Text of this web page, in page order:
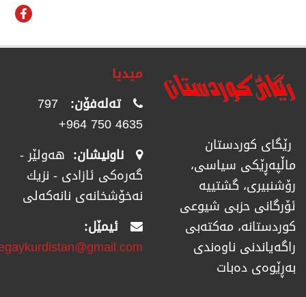
رێگای كوردستان
ماڵپەڕێكی سیاسی،
رۆشنبیری، گشتییە
ئۆرگانی حزبی شیوعی
كوردستانە، مەكتەبی
راگەیاندنی ناوەندی
بەڕێوەی دەبات
میدیا
تەلەفۆن: 797
4635 750 964+
ناونیشان: هەولێر -
گەرەکی ئازادی - نزیك
نەخۆشخانەی نانەکەلی
ئیمێل: